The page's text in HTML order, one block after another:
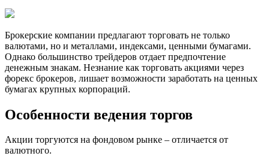
Брокерские компании предлагают торговать не только
валютами, но и металлами, индексами, ценными бумагами.
Однако большинство трейдеров отдает предпочтение
денежным знакам. Незнание как торговать акциями через
форекс брокеров, лишает возможности заработать на ценных
бумагах крупных корпораций.
Особенности ведения торгов
Акции торгуются на фондовом рынке – отличается от
валютного.